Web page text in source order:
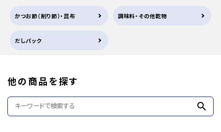
かつお節（削り節）・昆布 調味料・その他乾物
だしパック
他の商品を探す
search